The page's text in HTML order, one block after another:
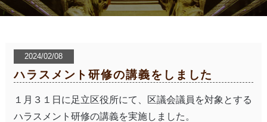
2024/02/08
ハラスメント研修の講義をしました
１月３１日に足立区役所にて、区議会議員を対象とする
ハラスメント研修の講義を実施しました。